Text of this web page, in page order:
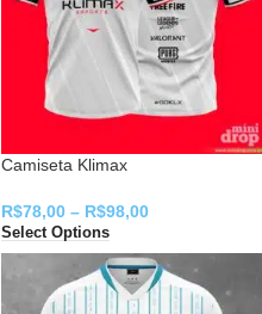
Camiseta Klimax
R$78,00 – R$98,00
Select Options